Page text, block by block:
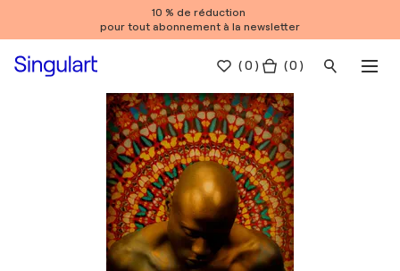
10 % de réduction
pour tout abonnement à la newsletter
(0 ) ( 0 )